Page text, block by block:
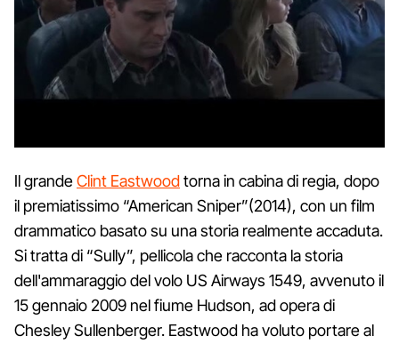
Il grandeClint Eastwoodtorna in cabina di regia, dopo
il premiatissimo “American Sniper”(2014), con un film
drammatico basato su una storia realmente accaduta.
Si tratta di “Sully”, pellicola che racconta la storia
dell'ammaraggio del volo US Airways 1549, avvenuto il
15 gennaio 2009 nel fiume Hudson, ad opera di
Chesley Sullenberger. Eastwood ha voluto portare al